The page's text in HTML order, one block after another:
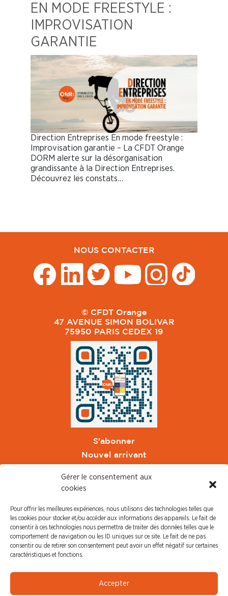
Gérer le consentement aux
cookies
Pour offrir les meilleures expériences, nous utilisons des technologies telles que
les cookies pour stocker et/ou accéder aux informations des appareils. Le fait de
consentir à ces technologies nous permettra de traiter des données telles que le
comportement de navigation ou les ID uniques sur ce site. Le fait de ne pas
consentir ou de retirer son consentement peut avoir un effet négatif sur certaines
caractéristiques et fonctions.
Accepter
EN MODE FREESTYLE :
IMPROVISATION
GARANTIE
Direction Entreprises En mode freestyle :
Improvisation garantie – La CFDT Orange
DORM alerte sur la désorganisation
grandissante à la Direction Entreprises.
Découvrez les constats…
NOUS CONTACTER
© CFDT Orange
47 AVENUE SIMON BOLIVAR
75950 PARIS CEDEX 19
S'abonner
Nouvel arrivant
CFDT Cadres
CFDT Retraités
L'UFFA
PRESSE